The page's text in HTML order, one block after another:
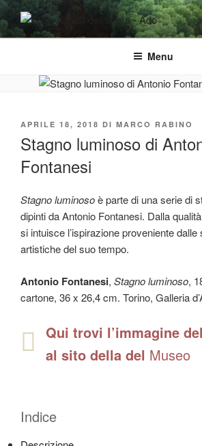
Salta
al
contenutoADO ANALISI
Osservare le opere d'arte per capirle e
Menu
PUBBLICATO
APRILE 18, 2018 DI MARCO RABINO
Stagno luminoso di
Fontanesi
Stagno luminosoè parte di una serie di
dipinti da Antonio Fontanesi. Dalla
si intuisce l’ispirazione proveniente
artistiche del suo tempo.
Antonio Fontanesi, Stagno luminoso,
cartone, 36 x 26,4 cm. Torino, Galleria
Qui trovi l’immagine
al sito della del Museo
Indice